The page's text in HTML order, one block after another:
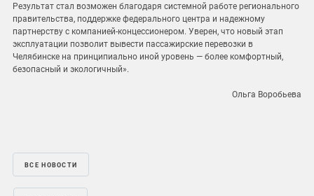
Результат стал возможен благодаря системной работе регионального
правительства, поддержке федерального центра и надежному
партнерству с компанией-концессионером. Уверен, что новый этап
эксплуатации позволит вывести пассажирские перевозки в
Челябинске на принципиально иной уровень — более комфортный,
безопасный и экологичный».
Ольга Воробьева
ВСЕ НОВОСТИ